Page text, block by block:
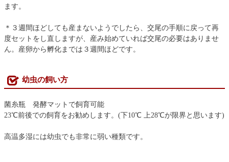
ます。
＊３週間ほどしても産まないようでしたら、交尾の手順に戻って再
度セットをし直しますが、産み始めていれば交尾の必要はありませ
ん。産卵から孵化までは３週間ほどです。
幼虫の飼い方
菌糸瓶 発酵マットで飼育可能
23℃前後での飼育をお勧めします。(下10℃ 上28℃が限界と思います)
高温多湿には幼虫でも非常に弱い種類です。